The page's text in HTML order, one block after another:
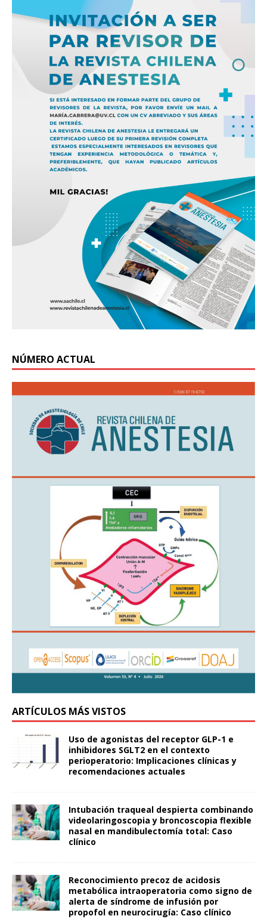
NÚMERO ACTUAL
ARTÍCULOS MÁS VISTOS
Uso de agonistas del receptor GLP-1 e
inhibidores SGLT2 en el contexto
perioperatorio: Implicaciones clínicas y
recomendaciones actuales
Intubación traqueal despierta combinando
videolaringoscopia y broncoscopia flexible
nasal en mandibulectomía total: Caso
clínico
Reconocimiento precoz de acidosis
metabólica intraoperatoria como signo de
alerta de síndrome de infusión por
propofol en neurocirugía: Caso clínico